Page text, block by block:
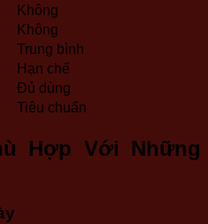
Không
Không
Trung bình
Hạn chế
Đủ dùng
Tiêu chuẩn
Hợp Với Những